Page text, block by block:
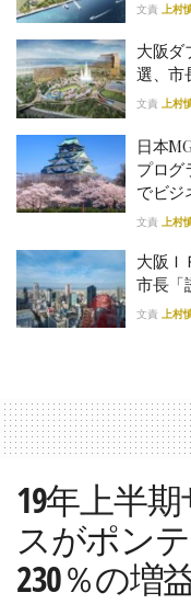
文責 上村
大阪
選、市
文責 上村
日本
プロ
でビジ
文責 上村
大阪
市長「
文責 上村
19年上半
スがポン
230％の増